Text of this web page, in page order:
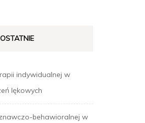
OSTATNIE
indywidualnej w
lękowych
behawioralnej w